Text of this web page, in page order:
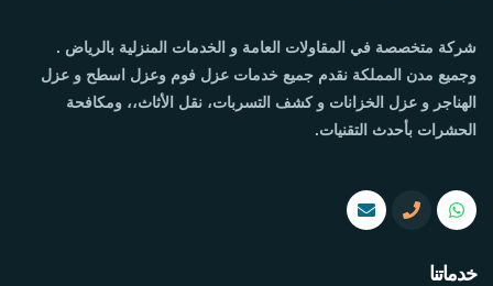
شركة متخصصة في المقاولات العامة و الخدمات المنزلية بالرياض .
وجميع مدن المملكة نقدم جميع خدمات عزل فوم وعزل اسطح و عزل
الهناجر و عزل الخزانات و كشف التسربات، نقل الأثاث،، ومكافحة
الحشرات بأحدث التقنيات.
خدماتنا